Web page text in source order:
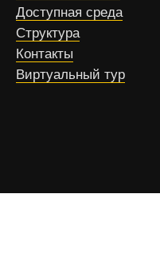
Доступная среда
Структура
Контакты
Виртуальный тур